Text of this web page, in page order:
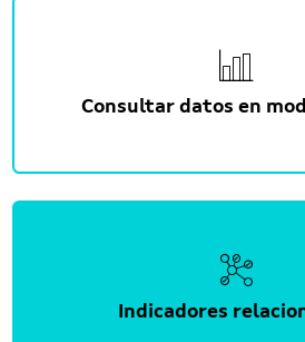
Consultar datos en
Indicadores